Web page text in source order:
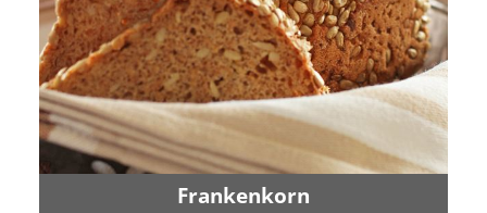
Frankenkorn